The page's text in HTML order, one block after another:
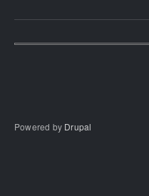
Powered by Drupal